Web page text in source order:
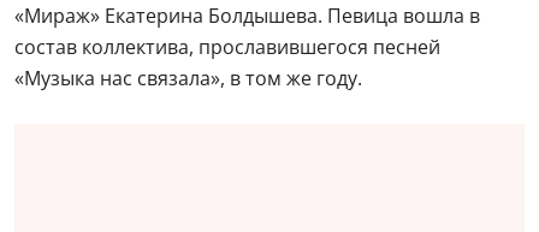
«Мираж» Екатерина Болдышева. Певица вошла в
состав коллектива, прославившегося песней
«Музыка нас связала», в том же году.